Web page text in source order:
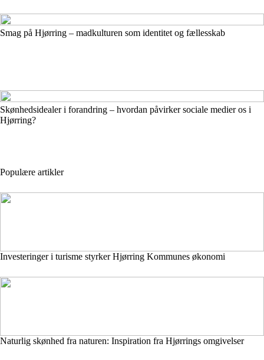
Smag på Hjørring – madkulturen som identitet og fællesskab
Skønhedsidealer i forandring – hvordan påvirker sociale medier os i
Hjørring?
Populære artikler
Investeringer i turisme styrker Hjørring Kommunes økonomi
Naturlig skønhed fra naturen: Inspiration fra Hjørrings omgivelser